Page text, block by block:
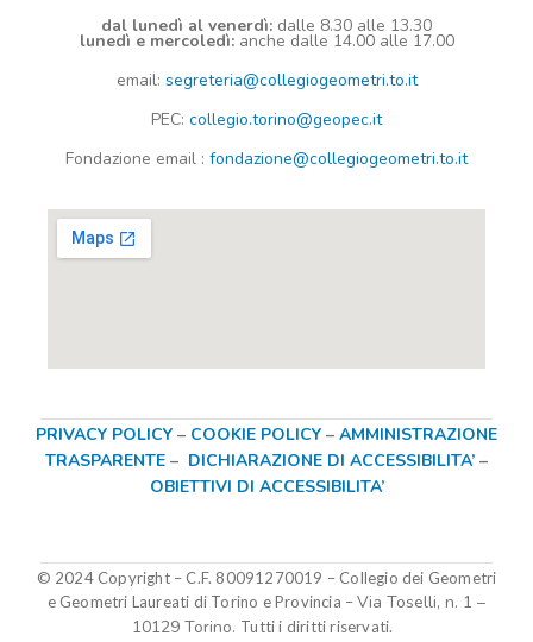
dal lunedì al venerdì: dalle 8.30 alle 13.30
lunedì e mercoledì: anche dalle 14.00 alle 17.00
email: segreteria@collegiogeometri.to.it
PEC: collegio.torino@geopec.it
Fondazione email : fondazione@collegiogeometri.to.it
PRIVACY POLICY – COOKIE POLICY – AMMINISTRAZIONE
TRASPARENTE – DICHIARAZIONE DI ACCESSIBILITA’ –
OBIETTIVI DI ACCESSIBILITA’
© 2024 Copyright – C.F. 80091270019 – Collegio dei Geometri
e Geometri Laureati di Torino e Provincia –Via Toselli, n. 1 –
10129 Torino. Tutti i diritti riservati.